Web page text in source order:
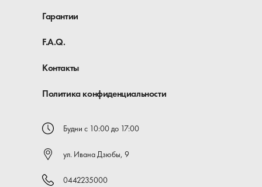
Гарантии
F.A.Q.
Контакты
Политика конфиденциальности
Будни с 10:00 до 17:00
ул. Ивана Дзюбы, 9
0442235000